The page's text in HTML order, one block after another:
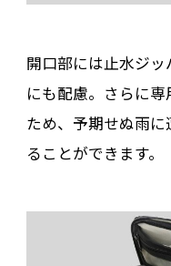
開口部には止水ジ
にも配慮。さらに
ため、予期せぬ雨
ることができます。